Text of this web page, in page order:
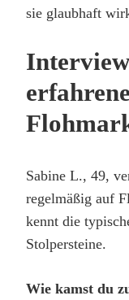
sie glaubhaft
Sabine L., 49,
regelmäßig auf
kennt die
Stolpersteine.
Wie kamst du